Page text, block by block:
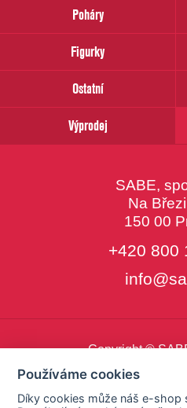
email
Poháry
Figurky
Ostatní
Výprodej
SABE,
Na
150 00
+420 800
Copyright ©
Používáme cookies
Díky cookies může náš e-shop